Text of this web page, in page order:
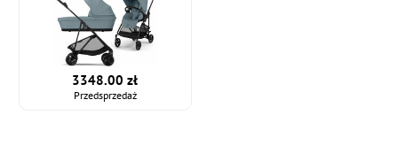
3348.00 zł
Przedsprzedaż